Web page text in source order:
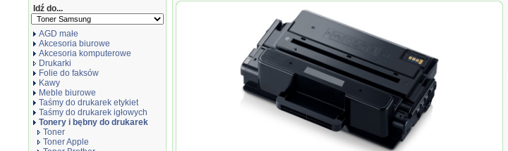
Idź do...
AGD małe
Akcesoria biurowe
Akcesoria komputerowe
Drukarki
Folie do faksów
Kawy
Meble biurowe
Taśmy do drukarek etykiet
Taśmy do drukarek igłowych
Tonery i bębny do drukarek
Toner
Toner Apple